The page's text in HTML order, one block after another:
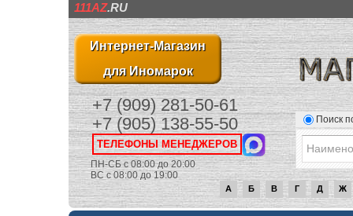
111AZ.RU
Интернет-Магазин
для Иномарок
+7 (909) 281-50-61
+7 (905) 138-55-50
ТЕЛЕФОНЫ МЕНЕДЖЕРОВ
ПН-СБ с 08:00 до 20:00
ВС с 08:00 до 19:00
Поиск
А Б В Г Д Ж